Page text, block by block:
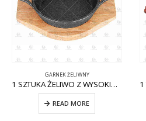
GARNEK ŻELIWNY
1 SZTUKA ŻELIWO Z WYSOKIMI UCHWYTAMI CW-CI007
READ MORE